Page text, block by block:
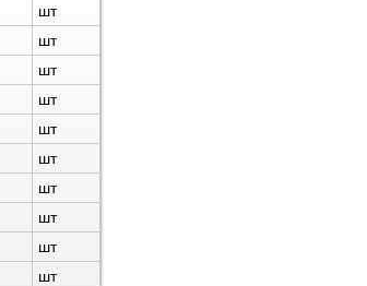
шт
шт
шт
шт
шт
шт
шт
шт
шт
шт